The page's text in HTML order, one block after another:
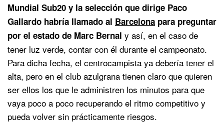
Mundial Sub20 y la selección que dirige Paco
Gallardo habría llamado al Barcelona para preguntar
por el estado de Marc Bernal y así, en el caso de
tener luz verde, contar con él durante el campeonato.
Para dicha fecha, el centrocampista ya debería tener el
alta, pero en el club azulgrana tienen claro que quieren
ser ellos los que le administren los minutos para que
vaya poco a poco recuperando el ritmo competitivo y
pueda volver sin prácticamente riesgos.